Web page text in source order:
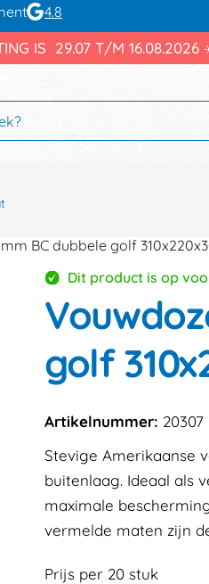
4.8
IS 29.07 T/M 16.08.2026
BC dubbele golf
Dit product is op
golf
Artikelnummer: 20307
Stevige Amerikaanse
buitenlaag. Ideaal als
maximale
vermelde maten zijn
Prijs per 20stuk